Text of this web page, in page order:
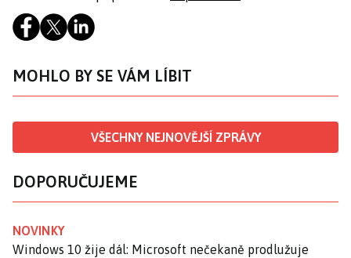
MOHLO BY SE VÁM LÍBIT
VŠECHNY NEJNOVĚJŠÍ ZPRÁVY
DOPORUČUJEME
NOVINKY
Windows 10 žije dál: Microsoft nečekaně prodlužuje